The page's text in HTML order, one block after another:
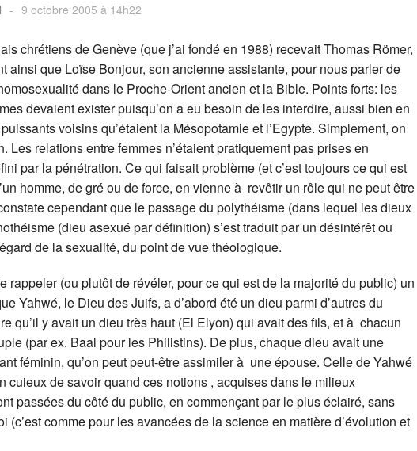
- 9 octobre 2005 à 14h22
chrétiens de Genève (que j’ai fondé en 1988) recevait Thomas Römer,
ainsi que Loïse Bonjour, son ancienne assistante, pour nous parler de
dans le Proche-Orient ancien et la Bible. Points forts: les
devaient exister puisqu’on a eu besoin de les interdire, aussi bien en
voisins qu’étaient la Mésopotamie et l’Egypte. Simplement, on
Les relations entre femmes n’étaient pratiquement pas prises en
par la pénétration. Ce qui faisait problème (et c’est toujours ce qui est
homme, de gré ou de force, en vienne à revêtir un rôle qui ne peut être
cependant que le passage du polythéisme (dans lequel les dieux
(dieu asexué par définition) s’est traduit par un désintérêt ou
de la sexualité, du point de vue théologique.
rappeler (ou plutôt de révéler, pour ce qui est de la majorité du public) un
Yahwé, le Dieu des Juifs, a d’abord été un dieu parmi d’autres du
qu’il y avait un dieu très haut (El Elyon) qui avait des fils, et à chacun
(par ex. Baal pour les Philistins). De plus, chaque dieu avait une
féminin, qu’on peut peut-être assimiler à une épouse. Celle de Yahwé
cuieux de savoir quand ces notions , acquises dans le milieux
passées du côté du public, en commençant par le plus éclairé, sans
comme pour les avancées de la science en matière d’évolution et